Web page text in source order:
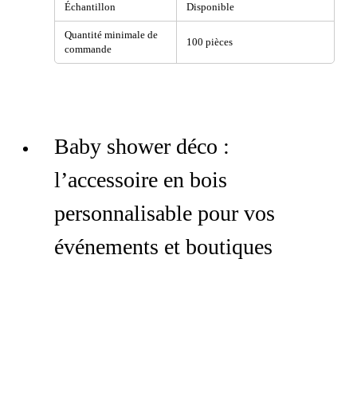
Échantillon Disponible
Quantité minimale de
commande
100 pièces
Baby shower déco :
l’accessoire en bois
personnalisable pour vos
événements et boutiques